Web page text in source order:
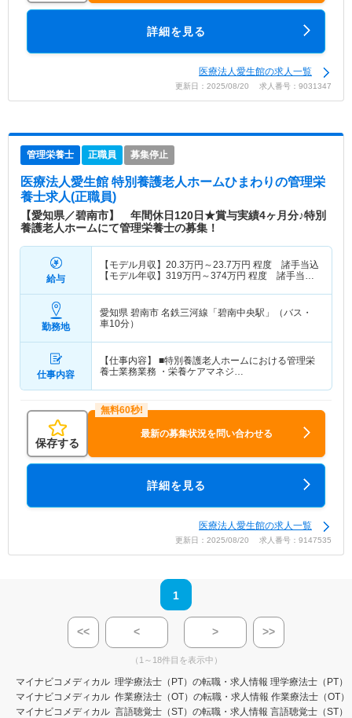
詳細を見る
医療法人愛生館の求人一覧
更新日：2025/08/20 求人番号：9031347
管理栄養士 正職員 募集停止
医療法人愛生館 特別養護老人ホームひまわりの管理栄
養士求人(正職員)
【愛知県／碧南市】 年間休日120日★賞与実績4ヶ月分♪特別
養護老人ホームにて管理栄養士の募集！
給与
【モデル月収】 20.3万円～23.7万円 程度 諸手当込
【モデル年収】 319万円～374万円 程度 諸手当・
勤務地
愛知県 碧南市 名鉄三河線「碧南中央駅」（バス・
車10分）
仕事内容
【仕事内容】 ■特別養護老人ホームにおける管理栄
養士業務業務 ・栄養ケアマネジ…
保存する
最新の募集状況を問い合わせる
詳細を見る
医療法人愛生館の求人一覧
更新日：2025/08/20 求人番号：9147535
1
<< < > >>
（1～18件目を表示中）
マイナビコメディカル 理学療法士（PT）の転職・求人情報 理学療法士（PT）
マイナビコメディカル 作業療法士（OT）の転職・求人情報 作業療法士（OT
マイナビコメディカル 言語聴覚士（ST）の転職・求人情報 言語聴覚士（ST）